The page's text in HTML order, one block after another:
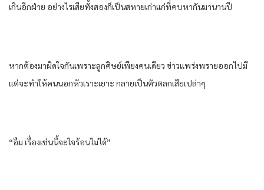
เกิน​อีก​ฝ่าย​ อย่างไร​เสีย​ทั้งสอง​ก็​เป็น​สหาย​เก่าแก่​ที่​คบหา​กัน​มานาน​ปี
หาก​ต้อง​มาผิดใจกัน​เพราะ​ลูกศิษย์​เพียง​คนเดียว​ ข่าว​แพร่งพราย​ออก​ไปมี
แต่​จะทำให้​คนนอก​หัวเราะเยาะ​ กลายเป็น​ตัวตลก​เสีย​เปล่าๆ​
“อืม​ เรื่อง​เช่นนี้​จะใจร้อน​ไม่ได้​”